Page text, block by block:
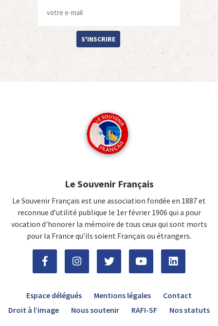
S'INSCRIRE
Le Souvenir Français
Le Souvenir Français est une association fondée en 1887 et
reconnue d’utilité publique le 1er février 1906 qui a pour
vocation d'honorer la mémoire de tous ceux qui sont morts
pour la France qu’ils soient Français ou étrangers.
Espace délégués Mentions légales
Contact
Droit à l’image
Nous soutenir RAFI-SF Nos statuts